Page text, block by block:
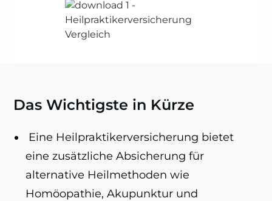
Das Wichtigste in Kürze
Eine Heilpraktikerversicherung bietet
eine zusätzliche Absicherung für
alternative Heilmethoden wie
Homöopathie, Akupunktur und